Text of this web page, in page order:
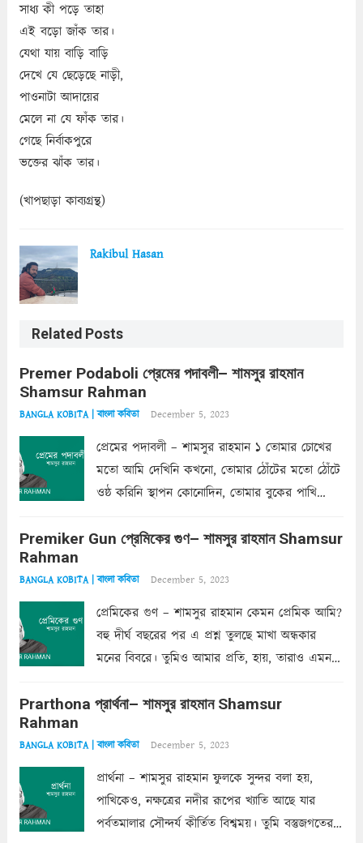
সাধ্য কী পড়ে তাহা
এই বড়ো জাঁক তার।
যেথা যায় বাড়ি বাড়ি
দেখে যে ছেড়েছে নাড়ী,
পাওনাটা আদায়ের
মেলে না যে ফাঁক তার।
গেছে নির্বাকপুরে
ভক্তের ঝাঁক তার।
(খাপছাড়া কাব্যগ্রন্থ)
Rakibul Hasan
Related Posts
Premer Podaboli প্রেমের পদাবলী– শামসুর রাহমান
Shamsur Rahman
BANGLA KOBITA | বাংলা কবিতা December 5, 2023
প্রেমের পদাবলী – শামসুর রাহমান ১ তোমার চোখের
মতো আমি দেখিনি কখনো, তোমার ঠোঁটের মতো ঠোঁটে
ওষ্ঠ করিনি স্থাপন কোনোদিন, তোমার বুকের পাখি
কোথাও কি এরকম ছায়া দেয় ক্লান্তির প্রহরে? মুছে
Premiker Gun প্রেমিকের গুণ– শামসুর রাহমান Shamsur
Rahman
BANGLA KOBITA | বাংলা কবিতা December 5, 2023
প্রেমিকের গুণ – শামসুর রাহমান কেমন প্রেমিক আমি?
বহু দীর্ঘ বছরের পর এ প্রশ্ন তুলছে মাখা অন্ধকার
মনের বিবরে। তুমিও আমার প্রতি, হায়, তারাও এমন
একান্ত জরুরি- নইলে একটি দেয়াল নিমেষেই ভীষণ
Prarthona প্রার্থনা– শামসুর রাহমান Shamsur
Rahman
BANGLA KOBITA | বাংলা কবিতা December 5, 2023
প্রার্থনা – শামসুর রাহমান ফুলকে সুন্দর বলা হয়,
পাখিকেও, নক্ষত্রের নদীর রূপের খ্যাতি আছে যার
পর্বতমালার সৌন্দর্য কীর্তিত বিশ্বময়। তুমি বস্তুজগতের